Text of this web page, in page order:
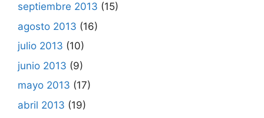
septiembre 2013 (15)
agosto 2013 (16)
julio 2013 (10)
junio 2013 (9)
mayo 2013 (17)
abril 2013 (19)